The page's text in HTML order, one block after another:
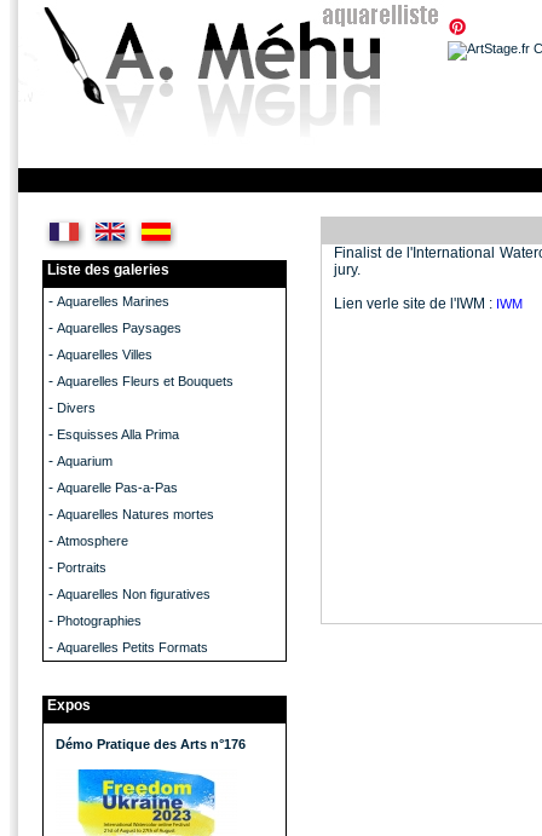
Liste des galeries
- Aquarelles Marines
- Aquarelles Paysages
- Aquarelles Villes
- Aquarelles Fleurs et Bouquets
- Divers
- Esquisses Alla Prima
- Aquarium
- Aquarelle Pas-a-Pas
- Aquarelles Natures mortes
- Atmosphere
- Portraits
- Aquarelles Non figuratives
- Photographies
- Aquarelles Petits Formats
Expos
Démo Pratique des Arts n°176
Finalist de l'International
jury.
Lien verle site de l'IWM : IWM